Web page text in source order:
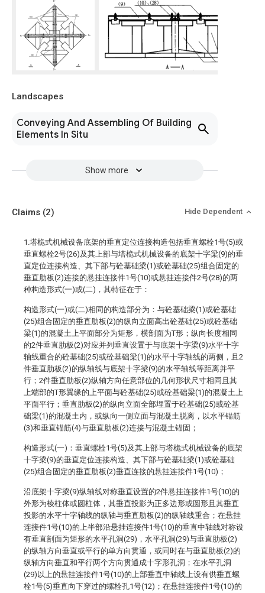
Landscapes
Conveying And Assembling Of Building
Elements In Situ
Show more
Claims (2) Hide Dependent
1.塔桅式机械设备底架的垂直定位连接构造包括垂直螺栓1号(5)或
垂直螺栓2号(26)及其上部与塔桅式机械设备的底架十字梁(9)的垂
直定位连接构造、其下部与砼基础梁(1)或砼基础(25)组合固定的
垂直肋板(2)连接的悬挂连接件1号(10)或悬挂连接件2号(28)的两
种构造形式(一)或(二)，其特征在于：
构造形式(一)或(二)相同的构造部分为：与砼基础梁(1)或砼基础
(25)组合固定的垂直肋板(2)的纵向立面高出砼基础(25)或砼基础
梁(1)的混凝土上平面部分为矩形，横剖面为T形；纵向长度相同
的2件垂直肋板(2)对应并列垂直设置于与底架十字梁(9)水平十字
轴线重合的砼基础(25)或砼基础梁(1)的水平十字轴线的两侧，且2
件垂直肋板(2)的纵轴线与底架十字梁(9)的水平轴线等距离并平
行；2件垂直肋板(2)纵轴方向任意部位的几何形状尺寸相同且其
上端部的T形翼缘的上平面与砼基础(25)或砼基础梁(1)的混凝土上
平面平行；垂直肋板(2)的纵向立面全部埋置于砼基础(25)或砼基
础梁(1)的混凝土内，或纵向一侧立面与混凝土脱离，以水平锚筋
(3)和垂直锚筋(4)与垂直肋板(2)连接与混凝土锚固；
构造形式(一)：垂直螺栓1号(5)及其上部与塔桅式机械设备的底架
十字梁(9)的垂直定位连接构造、其下部与砼基础梁(1)或砼基础
(25)组合固定的垂直肋板(2)垂直连接的悬挂连接件1号(10)；
沿底架十字梁(9)纵轴线对称垂直设置的2件悬挂连接件1号(10)的
外形为棱柱体或圆柱体，其垂直投影为正多边形或圆形且其垂直
投影的水平十字轴线的纵轴与垂直肋板(2)的纵轴线重合；在悬挂
连接件1号(10)的上半部沿悬挂连接件1号(10)的垂直中轴线对称设
有垂直剖面为矩形的水平孔洞(29)，水平孔洞(29)与垂直肋板(2)
的纵轴方向垂直或平行的单方向贯通，或同时在与垂直肋板(2)的
纵轴方向垂直和平行两个方向贯通成十字形孔洞；在水平孔洞
(29)以上的悬挂连接件1号(10)的上部垂直中轴线上设有供垂直螺
栓1号(5)垂直向下穿过的螺栓孔1号(12)；在悬挂连接件1号(10)的